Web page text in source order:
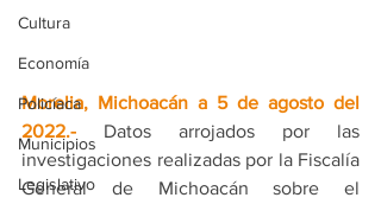
Cultura
Economía
Policíaca
Municipios
Legislativo
Morelia, Michoacán a 5 de agosto del
2022.- Datos arrojados por las
investigaciones realizadas por la Fiscalía
General de Michoacán sobre el